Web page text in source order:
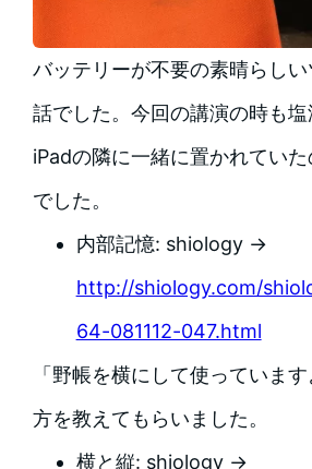
バッテリーが不要の素晴らし
話でした。今回の講演の時も
iPadの隣に一緒に置かれてい
でした。
内部記憶: shiology →
http://shiology.com/
64-081112-047.html
「野帳を横にして使っていま
方を教えてもらいました。
横と縦: shiology →